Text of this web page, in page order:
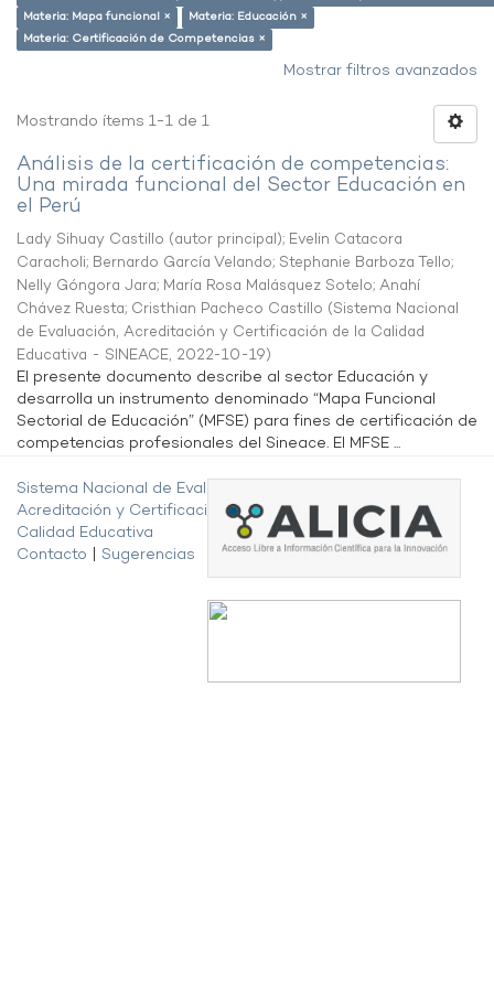
Materia: Mapa funcional ×
Materia: Educación ×
Materia: Certificación de Competencias ×
Mostrar filtros avanzados
Mostrando ítems 1-1 de 1
Análisis de la certificación de competencias:
Una mirada funcional del Sector Educación en
el Perú
Lady Sihuay Castillo (autor principal); Evelin Catacora
Caracholi; Bernardo García Velando; Stephanie Barboza Tello;
Nelly Góngora Jara; María Rosa Malásquez Sotelo; Anahí
Chávez Ruesta; Cristhian Pacheco Castillo (Sistema Nacional
de Evaluación, Acreditación y Certificación de la Calidad
Educativa - SINEACE, 2022-10-19)
El presente documento describe al sector Educación y
desarrolla un instrumento denominado “Mapa Funcional
Sectorial de Educación” (MFSE) para fines de certificación de
competencias profesionales del Sineace. El MFSE ...
Sistema Nacional de Evaluación,
Acreditación y Certificación de la
Calidad Educativa
Contacto
Sugerencias